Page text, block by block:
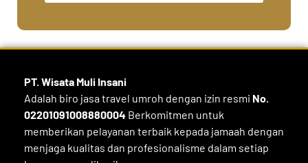
PT. Wisata Muli Insani
Adalah biro jasa travel umroh dengan izin resmi No.
02201091008880004 Berkomitmen untuk
memberikan pelayanan terbaik kepada jamaah dengan
menjaga kualitas dan profesionalisme dalam setiap